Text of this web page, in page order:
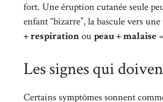
fort. Une éruption cutanée seule
enfant “bizarre”, la bascule vers une
+ respirationoupeau + malaise
Les signes qui
Certains symptômes sonnent